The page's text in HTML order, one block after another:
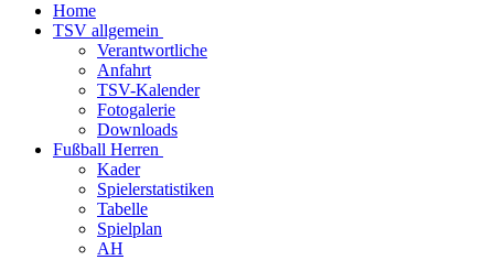
Home
TSV allgemein
Verantwortliche
Anfahrt
TSV-Kalender
Fotogalerie
Downloads
Fußball Herren
Kader
Spielerstatistiken
Tabelle
Spielplan
AH